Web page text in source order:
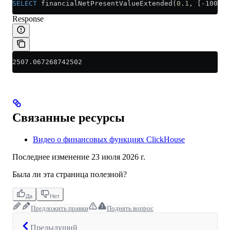
SELECT financialNetPresentValueExtended( 0 . 1 , [-
Response
2507.067268742502
Связанные ресурсы
Видео о финансовых функциях ClickHouse
Последнее изменение 23 июля 2026 г.
Была ли эта страница полезной?
Да Нет
Предложить правки Поднять вопрос
Предыдущий